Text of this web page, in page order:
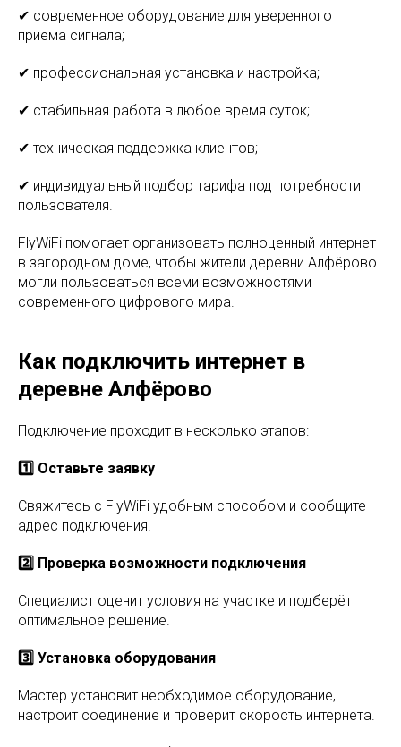
✔ современное оборудование для уверенного
приёма сигнала;
✔ профессиональная установка и настройка;
✔ стабильная работа в любое время суток;
✔ техническая поддержка клиентов;
✔ индивидуальный подбор тарифа под потребности
пользователя.
FlyWiFi помогает организовать полноценный интернет
в загородном доме, чтобы жители деревни Алфёрово
могли пользоваться всеми возможностями
современного цифрового мира.
Как подключить интернет в
деревне Алфёрово
Подключение проходит в несколько этапов:
1️⃣ Оставьте заявку
Свяжитесь с FlyWiFi удобным способом и сообщите
адрес подключения.
2️⃣ Проверка возможности подключения
Специалист оценит условия на участке и подберёт
оптимальное решение.
3️⃣ Установка оборудования
Мастер установит необходимое оборудование,
настроит соединение и проверит скорость интернета.